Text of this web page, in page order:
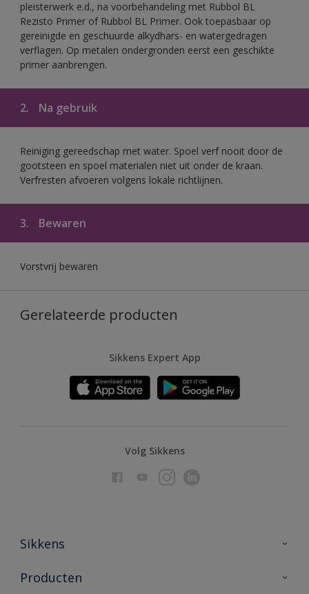
pleisterwerk e.d., na voorbehandeling met Rubbol BL
Rezisto Primer of Rubbol BL Primer. Ook toepasbaar op
gereinigde en geschuurde alkydhars- en watergedragen
verflagen. Op metalen ondergronden eerst een geschikte
primer aanbrengen.
2. Na gebruik
Reiniging gereedschap met water. Spoel verf nooit door de
gootsteen en spoel materialen niet uit onder de kraan.
Verfresten afvoeren volgens lokale richtlijnen.
3. Bewaren
Vorstvrij bewaren
Gerelateerde producten
Sikkens Expert App
Volg Sikkens
Sikkens
Over Sikkens
Producten